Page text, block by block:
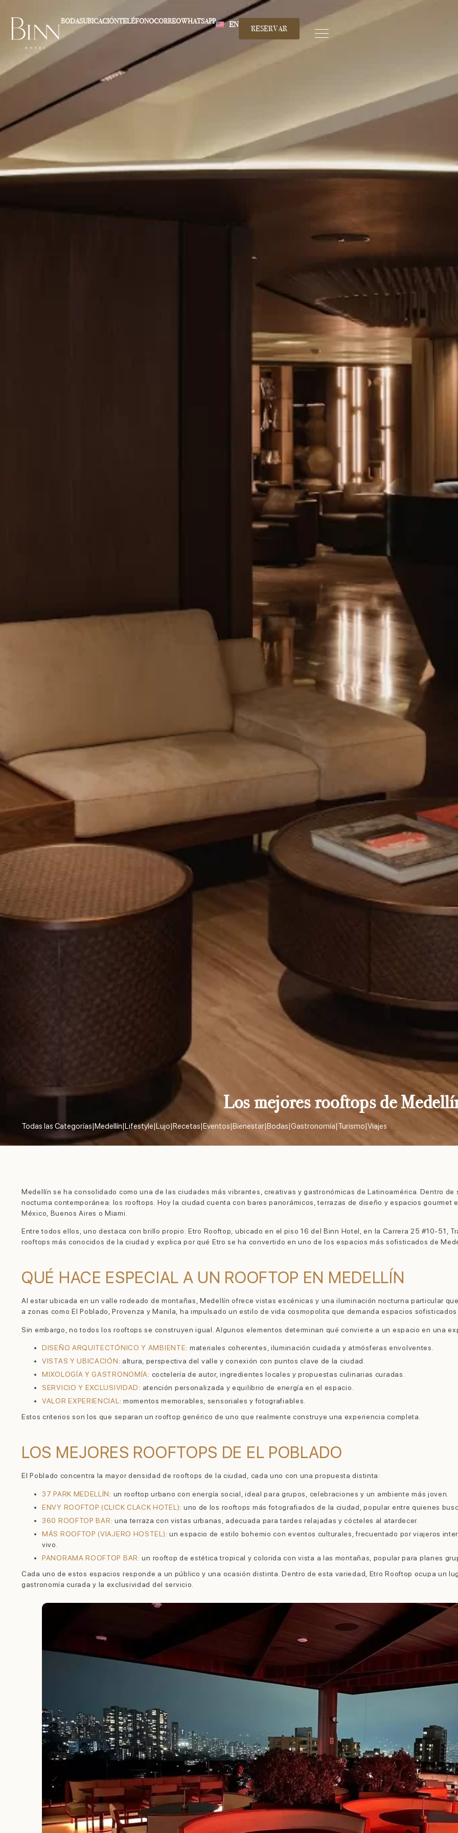
BODASUBICACIÓNTELÉFONOCORREOWHATSAPP EN RESERVAR
Los mejores rooftops de
Todas las Categorías|Medellín|Lifestyle|Lujo|Recetas|Eventos|Bienestar|Bodas|Gastronomía|Turismo|Viajes
Medellín se ha consolidado como una de las ciudades más vibrantes, creativas y gastronómicas de Latinoamérica. Dentro
nocturna contemporánea: los rooftops. Hoy la ciudad cuenta con bares panorámicos, terrazas de diseño y espacios
México, Buenos Aires o Miami.
Entre todos ellos, uno destaca con brillo propio: Etro Rooftop, ubicado en el piso 16 del Binn Hotel, en la Carrera 25 #10-51,
rooftops más conocidos de la ciudad y explica por qué Etro se ha convertido en uno de los espacios más sofisticados de
QUÉ HACE ESPECIAL A UN ROOFTOP EN MEDELLÍN
Al estar ubicada en un valle rodeado de montañas, Medellín ofrece vistas escénicas y una iluminación nocturna particular
a zonas como El Poblado, Provenza y Manila, ha impulsado un estilo de vida cosmopolita que demanda espacios
Sin embargo, no todos los rooftops se construyen igual. Algunos elementos determinan qué convierte a un espacio en una
DISEÑO ARQUITECTÓNICO Y AMBIENTE: materiales coherentes, iluminación cuidada y atmósferas envolventes.
VISTAS Y UBICACIÓN: altura, perspectiva del valle y conexión con puntos clave de la ciudad.
MIXOLOGÍA Y GASTRONOMÍA: coctelería de autor, ingredientes locales y propuestas culinarias curadas.
SERVICIO Y EXCLUSIVIDAD: atención personalizada y equilibrio de energía en el espacio.
VALOR EXPERIENCIAL : momentos memorables, sensoriales y fotografiables.
Estos criterios son los que separan un rooftop genérico de uno que realmente construye una experiencia completa.
LOS MEJORES ROOFTOPS DE EL POBLADO
El Poblado concentra la mayor densidad de rooftops de la ciudad, cada uno con una propuesta distinta:
37 PARK MEDELLÍN: un rooftop urbano con energía social, ideal para grupos, celebraciones y un ambiente más joven.
ENVY ROOFTOP (CLICK CLACK HOTEL): uno de los rooftops más fotografiados de la ciudad, popular entre quienes
360 ROOFTOP BAR: una terraza con vistas urbanas, adecuada para tardes relajadas y cócteles al atardecer.
MÁS ROOFTOP (VIAJERO HOSTEL): un espacio de estilo bohemio con eventos culturales, frecuentado por viajeros
vivo.
PANORAMA ROOFTOP BAR: un rooftop de estética tropical y colorida con vista a las montañas, popular para planes
Cada uno de estos espacios responde a un público y una ocasión distinta. Dentro de esta variedad, Etro Rooftop ocupa un
gastronomía curada y la exclusividad del servicio.